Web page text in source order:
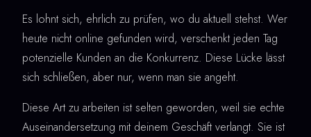
Es lohnt sich, ehrlich zu prüfen, wo du aktuell stehst. Wer
heute nicht online gefunden wird, verschenkt jeden Tag
potenzielle Kunden an die Konkurrenz. Diese Lücke lässt
sich schließen, aber nur, wenn man sie angeht.
Diese Art zu arbeiten ist selten geworden, weil sie echte
Auseinandersetzung mit deinem Geschäft verlangt. Sie ist